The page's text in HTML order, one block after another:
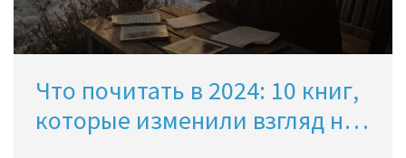
Что почитать в 2024: 10 книг,
которые изменили взгляд на